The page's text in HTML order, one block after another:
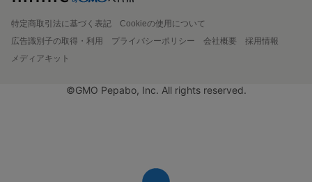
特定商取引法に基づく表記
Cookieの使用について
広告識別子の取得・利用
プライバシーポリシー 会社概要
採用情報
メディアキット
©GMO Pepabo, Inc. All rights reserved.